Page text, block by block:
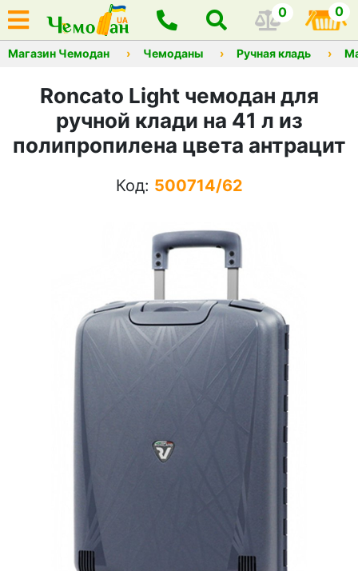
0 0
Магазин Чемодан Чемоданы Ручная кладь
Roncato Light чемодан для
ручной клади на 41 л из
полипропилена цвета антрацит
Код: 500714/62